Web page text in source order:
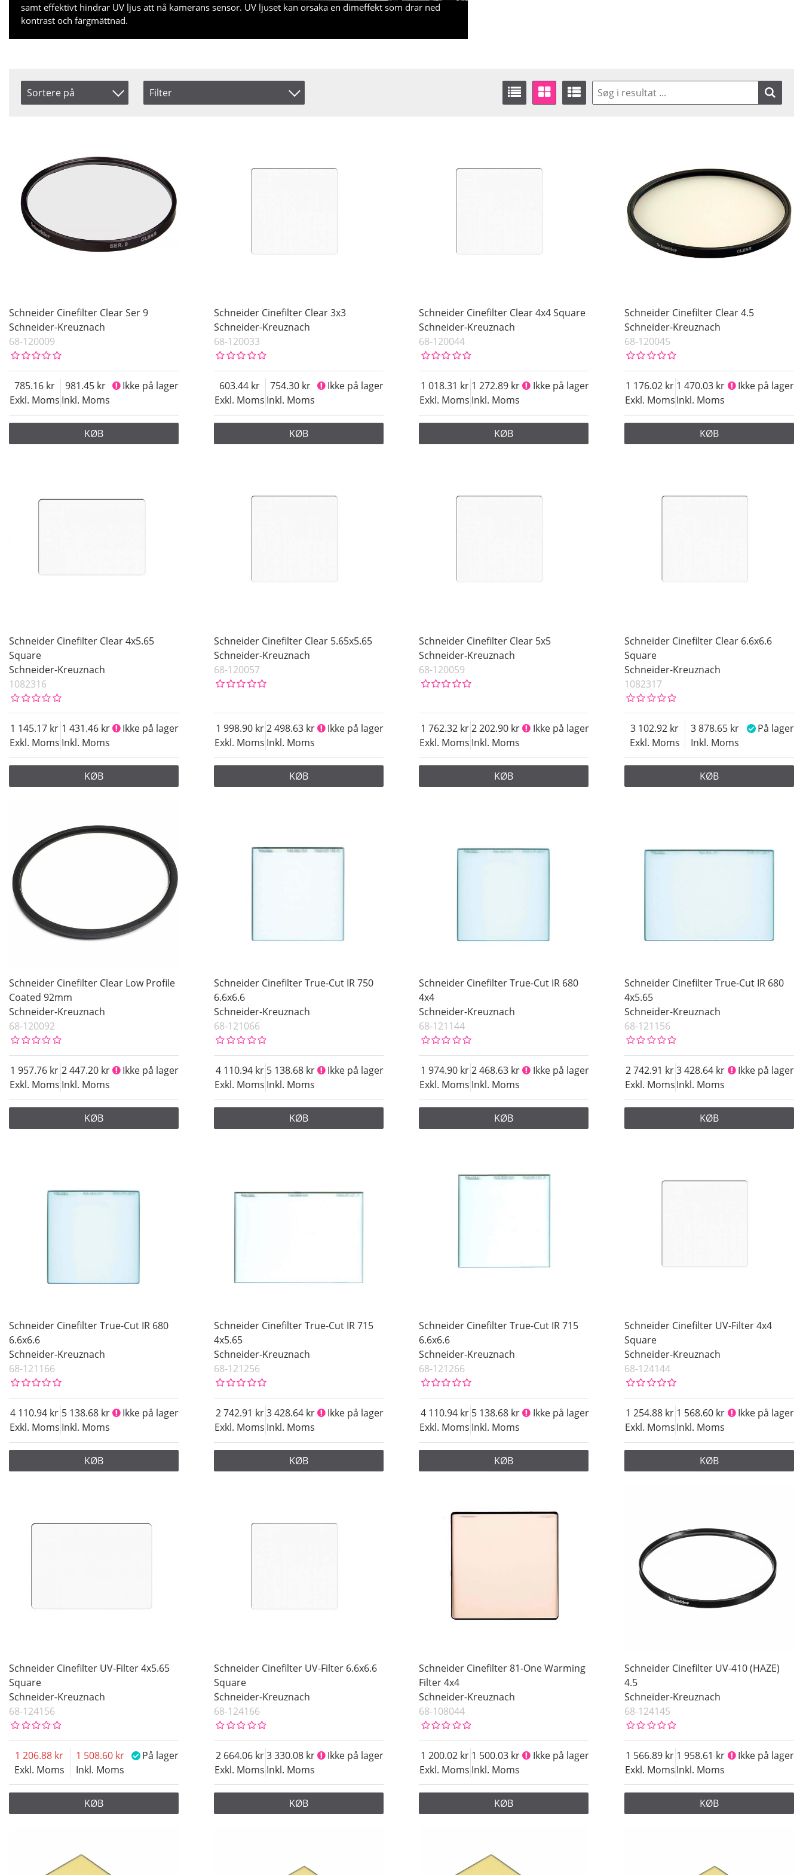
samt effektivt hindrar UV ljus att nå kamerans sensor. UV ljuset kan orsaka en dimeffekt som drar ned
kontrast och färgmättnad.
Sortere på
Inkl. Moms
Filter
Pris
6.6x6.6
4x4
5x5
Schneider Cinefilter Clear Ser 9
Schneider-Kreuznach
68-120009
Exkl. Moms
785.16
Inkl. Moms
981.45 Ikke på lager
KØB
Schneider Cinefilter Clear 3x3
Schneider-Kreuznach
68-120033
Exkl. Moms
603.44
Inkl. Moms
754.30 Ikke på lager
KØB
Schneider Cinefilter Clear 4x4 Square
Schneider-Kreuznach
68-120044
Exkl. Moms
1 018.31
Inkl. Moms
1 272.89 Ikke på lager
KØB
Schneider Cinefilter Clear 4.5
Schneider-Kreuznach
68-120045
Exkl. Moms
1 176.02
Inkl. Moms
1 470.03 Ikke på lager
KØB
Schneider Cinefilter Clear 4x5.65
Square
Schneider-Kreuznach
1082316
Exkl. Moms
1 145.17
Inkl. Moms
1 431.46 Ikke på lager
KØB
Schneider Cinefilter Clear 5.65x5.65
Schneider-Kreuznach
68-120057
Exkl. Moms
1 998.90
Inkl. Moms
2 498.63 Ikke på lager
KØB
Schneider Cinefilter Clear 5x5
Schneider-Kreuznach
68-120059
Exkl. Moms
1 762.32
Inkl. Moms
2 202.90 Ikke på lager
KØB
Schneider Cinefilter Clear 6.6x6.6
Square
Schneider-Kreuznach
1082317
Exkl. Moms
3 102.92
Inkl. Moms
3 878.65 På lager
KØB
Schneider Cinefilter Clear Low Profile
Coated 92mm
Schneider-Kreuznach
68-120092
Exkl. Moms
1 957.76
Inkl. Moms
2 447.20 Ikke på lager
KØB
Schneider Cinefilter True-Cut IR 750
6.6x6.6
Schneider-Kreuznach
68-121066
Exkl. Moms
4 110.94
Inkl. Moms
5 138.68 Ikke på lager
KØB
Schneider Cinefilter True-Cut IR 680
4x4
Schneider-Kreuznach
68-121144
Exkl. Moms
1 974.90
Inkl. Moms
2 468.63 Ikke på lager
KØB
Schneider Cinefilter True-Cut IR 680
4x5.65
Schneider-Kreuznach
68-121156
Exkl. Moms
2 742.91
Inkl. Moms
3 428.64 Ikke på lager
KØB
Schneider Cinefilter True-Cut IR 680
6.6x6.6
Schneider-Kreuznach
68-121166
Exkl. Moms
4 110.94
Inkl. Moms
5 138.68 Ikke på lager
KØB
Schneider Cinefilter True-Cut IR 715
4x5.65
Schneider-Kreuznach
68-121256
Exkl. Moms
2 742.91
Inkl. Moms
3 428.64 Ikke på lager
KØB
Schneider Cinefilter True-Cut IR 715
6.6x6.6
Schneider-Kreuznach
68-121266
Exkl. Moms
4 110.94
Inkl. Moms
5 138.68 Ikke på lager
KØB
Schneider Cinefilter UV-Filter 4x4
Square
Schneider-Kreuznach
68-124144
Exkl. Moms
1 254.88
Inkl. Moms
1 568.60 Ikke på lager
KØB
Schneider Cinefilter UV-Filter 4x5.65
Square
Schneider-Kreuznach
68-124156
Exkl. Moms
1 206.88
Inkl. Moms
1 508.60 På lager
KØB
Schneider Cinefilter UV-Filter 6.6x6.6
Square
Schneider-Kreuznach
68-124166
Exkl. Moms
2 664.06
Inkl. Moms
3 330.08 Ikke på lager
KØB
Schneider Cinefilter 81-One Warming
Filter 4x4
Schneider-Kreuznach
68-108044
Exkl. Moms
1 200.02
Inkl. Moms
1 500.03 Ikke på lager
KØB
Schneider Cinefilter UV-410 (HAZE)
4.5
Schneider-Kreuznach
68-124145
Exkl. Moms
1 566.89
Inkl. Moms
1 958.61 Ikke på lager
KØB